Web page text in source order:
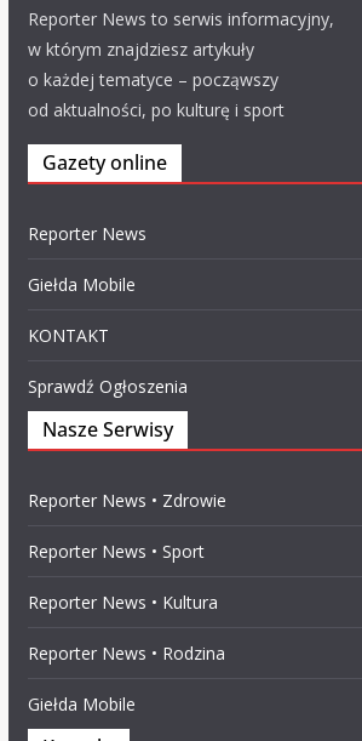
Reporter News to serwis informacyjny,
w którym znajdziesz artykuły
o każdej tematyce – począwszy
od aktualności, po kulturę i sport
Gazety online
Reporter News
Giełda Mobile
KONTAKT
Sprawdź Ogłoszenia
Nasze Serwisy
Reporter News • Zdrowie
Reporter News • Sport
Reporter News • Kultura
Reporter News • Rodzina
Giełda Mobile